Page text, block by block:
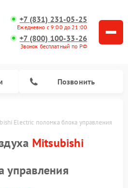
+7 (831) 231-05-25
Ежедневно с 9:00 до 21:00
+7 (800) 100-33-26
Звонок бесплатный по РФ
Позвонить
Electric поломка блока управления
Mitsubishi
управления